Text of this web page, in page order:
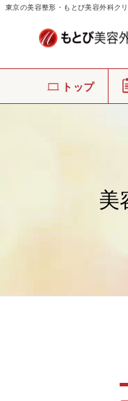
東京の美容整形・もとび美容外科ク
トップ
美